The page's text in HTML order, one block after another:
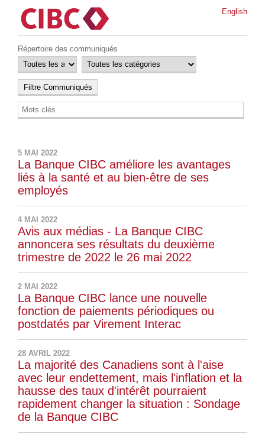
English
Répertoire des communiqués
5 MAI 2022
La Banque CIBC améliore les avantages
liés à la santé et au bien-être de ses
employés
4 MAI 2022
Avis aux médias - La Banque CIBC
annoncera ses résultats du deuxième
trimestre de 2022 le 26 mai 2022
2 MAI 2022
La Banque CIBC lance une nouvelle
fonction de paiements périodiques ou
postdatés par Virement Interac
28 AVRIL 2022
La majorité des Canadiens sont à l'aise
avec leur endettement, mais l'inflation et la
hausse des taux d'intérêt pourraient
rapidement changer la situation : Sondage
de la Banque CIBC